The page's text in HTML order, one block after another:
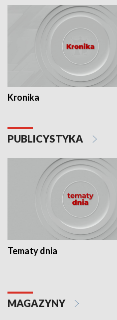
Kronika
PUBLICYSTYKA
Tematy dnia
MAGAZYNY